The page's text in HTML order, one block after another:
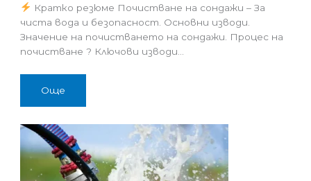
Кратко резюме Почистване на сондажи – За
чиста вода и безопасност. Основни изводи.
Значение на почистването на сондажи. Процес на
почистване ? Ключови изводи…
Още